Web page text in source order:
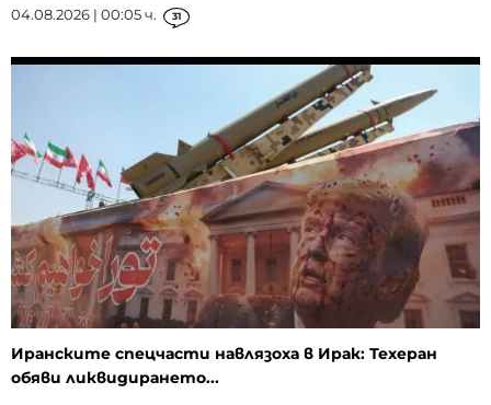
04.08.2026 | 00:05 ч. 31
Иранските спецчасти навлязоха в Ирак: Техеран
обяви ликвидирането...